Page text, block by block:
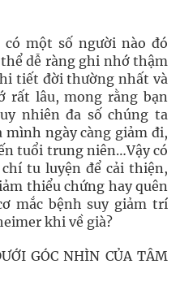
một số người nào đó
dễ ràng ghi nhớ thậm
tiết đời thường nhất và
rất lâu, mong rằng bạn
nhiên đa số chúng ta
ngày càng giảm đi,
tuổi trung niên…Vậy có
tu luyện để cải thiện,
thiểu chứng hay quên
mắc bệnh suy giảm trí
khi về già?
GÓC NHÌN CỦA TÂM